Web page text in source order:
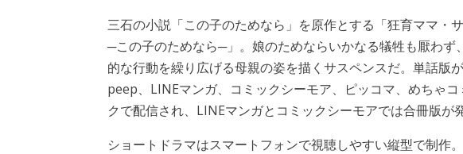
三石の小説「この子のためなら」を原作とする「狂育ママ・
─この子のためなら─」。娘のためならいかなる犠牲も厭わず
的な行動を繰り広げる母親の姿を描くサスペンスだ。単話版が
peep、LINEマンガ、コミックシーモア、ピッコマ、めちゃコ
クで配信され、LINEマンガとコミックシーモアでは合冊版が
ショートドラマはスマートフォンで視聴しやすい縦型で制作